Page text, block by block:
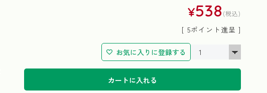
¥538 税込
[ 5ポイント進呈 ]
お気に入りに登録する
カートに入れる